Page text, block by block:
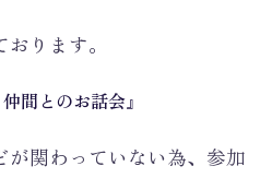
ります。
間とのお話会』
が関わっていない為、参加